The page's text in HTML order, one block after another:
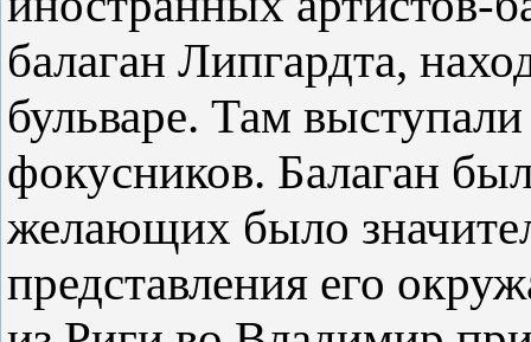
балаган Липгардта,
бульваре. Там
фокусников. Балаган
желающих было
представления его